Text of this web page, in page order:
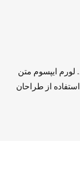
لورم ایپسوم متن
از طراحان